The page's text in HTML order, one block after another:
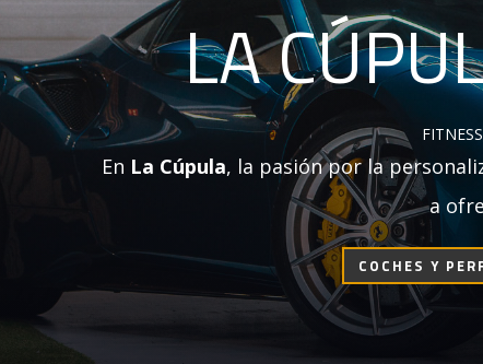
LA
En La Cúpula, la pasión por la
a
COCHES Y